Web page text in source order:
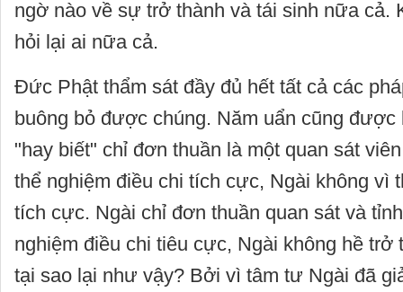
ngờ nào về sự trở thành và tái sinh nữa cả.
hỏi lại ai nữa cả.
Đức Phật thẩm sát đầy đủ hết tất cả các
buông bỏ được chúng. Năm uẩn cũng được
"hay biết" chỉ đơn thuần là một quan sát
thể nghiệm điều chi tích cực, Ngài không vì
tích cực. Ngài chỉ đơn thuần quan sát và
nghiệm điều chi tiêu cực, Ngài không hề trở
tại sao lại như vậy? Bởi vì tâm tư Ngài đã